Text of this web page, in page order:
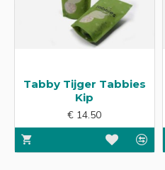
Tabby Tijger Tabbies
Kip
€ 14.50